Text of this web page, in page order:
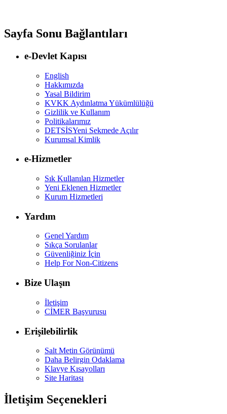
Sayfa Sonu Bağlantıları
e-Devlet Kapısı
English
Hakkımızda
Yasal Bildirim
KVKK Aydınlatma Yükümlülüğü
Gizlilik ve Kullanım
Politikalarımız
DETSİSYeni Sekmede Açılır
Kurumsal Kimlik
e-Hizmetler
Sık Kullanılan Hizmetler
Yeni Eklenen Hizmetler
Kurum Hizmetleri
Yardım
Genel Yardım
Sıkça Sorulanlar
Güvenliğiniz İçin
Help For Non-Citizens
Bize Ulaşın
İletişim
CİMER Başvurusu
Erişilebilirlik
Salt Metin Görünümü
Daha Belirgin Odaklama
Klavye Kısayolları
Site Haritası
İletişim Seçenekleri